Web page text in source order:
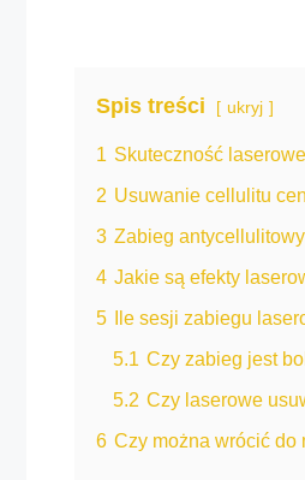
Spis treści ukryj
1 Skuteczność
2 Usuwanie cellulitu
3 Zabieg
4 Jakie są efekty
5 Ile sesji zabiegu
5.1 Czy zabieg jest
5.2 Czy laserowe
6 Czy można wrócić do